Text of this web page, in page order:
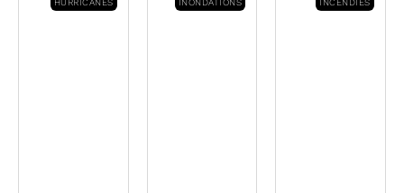
HURRICANES INONDATIONS INCENDIES